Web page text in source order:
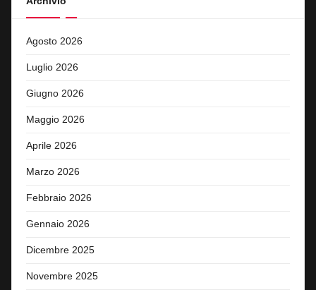
Agosto 2026
Luglio 2026
Giugno 2026
Maggio 2026
Aprile 2026
Marzo 2026
Febbraio 2026
Gennaio 2026
Dicembre 2025
Novembre 2025